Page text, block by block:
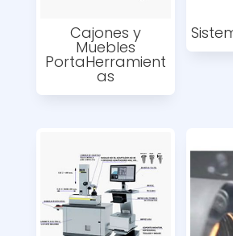
Cajones y
Muebles
PortaHerramient
as